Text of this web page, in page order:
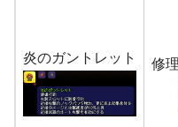
炎のガントレット 修